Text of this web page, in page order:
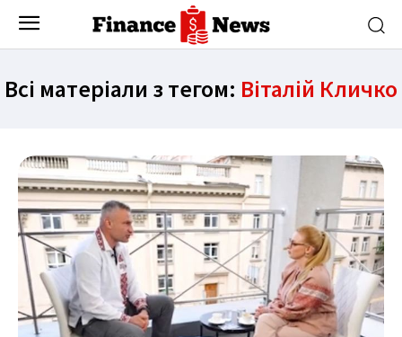
Всі матеріали з тегом: Віталій Кличко